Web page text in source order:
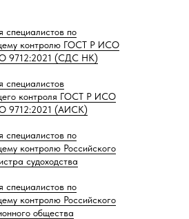
специалистов по
контролю ГОСТ Р ИСО
9712:2021 (СДС НК)
специалистов по
контролю Российского
судоходства
специалистов
контроля ГОСТ Р ИСО
9712:2021 (АИСК)
специалистов по
контролю Российского
общества